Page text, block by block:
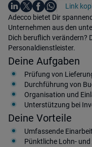
Teile diesen Job
Auf LinkedIn teilen
Auf X teilen
Auf Facebook
Auf
Link
Einleitung
Adecco bietet Dir
Unternehmen aus den
Dich beruflich verändern?
Personaldienstleister.
Deine Aufgaben
Prüfung von
Durchführung von
Organisation und
Unterstützung bei
Deine Vorteile
Umfassende
Pünktliche Lohn-